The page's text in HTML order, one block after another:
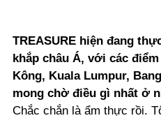
TREASURE hiện đang
khắp châu Á, với các
Kông, Kuala Lumpur,
mong chờ điều gì nhất ở
Chắc chắn là ẩm thực rồi.